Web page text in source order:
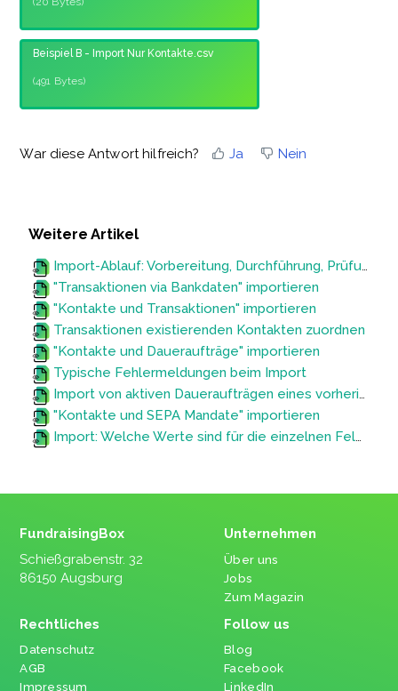
Beispiel B - Import Nur Kontakte.csv
(491 Bytes)
War diese Antwort hilfreich? Ja Nein
Weitere Artikel
Import-Ablauf: Vorbereitung, Durchführung, Prüfung und Korrektur
"Transaktionen via Bankdaten" importieren
"Kontakte und Transaktionen" importieren
Transaktionen existierenden Kontakten zuordnen
"Kontakte und Daueraufträge" importieren
Typische Fehlermeldungen beim Import
Import von aktiven Daueraufträgen eines vorherigen Systems (Wechsel zum FundraisingBox CRM)
"Kontakte und SEPA Mandate" importieren
Import: Welche Werte sind für die einzelnen Felder erlaubt?
FundraisingBox
Schießgrabenstr. 32
86150 Augsburg
Unternehmen
Über uns
Jobs
Zum Magazin
Rechtliches
Datenschutz
AGB
Impressum
Follow us
Blog
Facebook
LinkedIn